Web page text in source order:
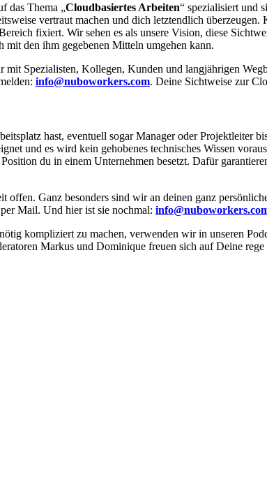
das Thema „Cloudbasiertes Arbeiten“ spezialisiert und
vertraut machen und dich letztendlich
fixiert. Wir sehen es als unsere Vision, diese
mit den ihm gegebenen Mitteln umgehen kann.
mit Spezialisten, Kollegen, Kunden und langjährigen
info@nuboworkers.com. Deine Sichtweise zur
hast, eventuell sogar Manager oder Projektleiter
und es wird kein gehobenes technisches Wissen
du in einem Unternehmen besetzt. Dafür
Ganz besonders sind wir an deinen ganz
Mail. Und hier ist sie nochmal:
kompliziert zu machen, verwenden wir in unseren
Markus und Dominique freuen sich auf Deine